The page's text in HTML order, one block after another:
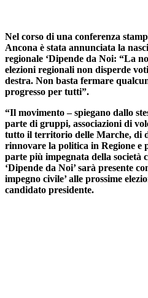
Nel corso di una conferenza
Ancona è stata annunciata la
regionale ‘Dipende da Noi: “La
elezioni regionali non disperde
destra. Non basta fermare
progresso per tutti”.
“Il movimento – spiegano dallo
parte di gruppi, associazioni di
tutto il territorio delle Marche, di
rinnovare la politica in Regione e
parte più impegnata della società
‘Dipende da Noi’ sarà presente
impegno civile’ alle prossime
candidato presidente.